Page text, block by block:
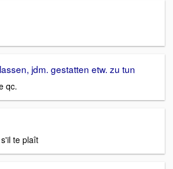
jdm. gestatten etw. zu tun
qc.
te plaît